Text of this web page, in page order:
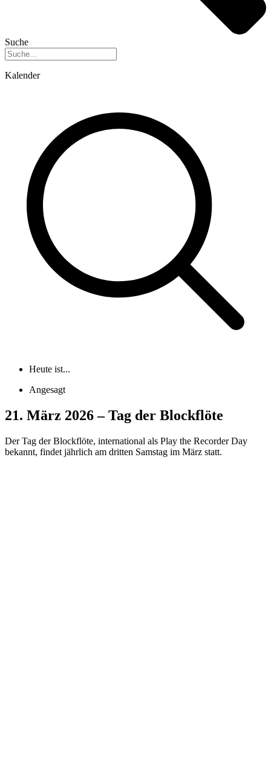
Suche
Kalender
Heute ist...
Angesagt
21. März 2026 – Tag der Blockflöte
Der Tag der Blockflöte, international als Play the Recorder Day
bekannt, findet jährlich am dritten Samstag im März statt.